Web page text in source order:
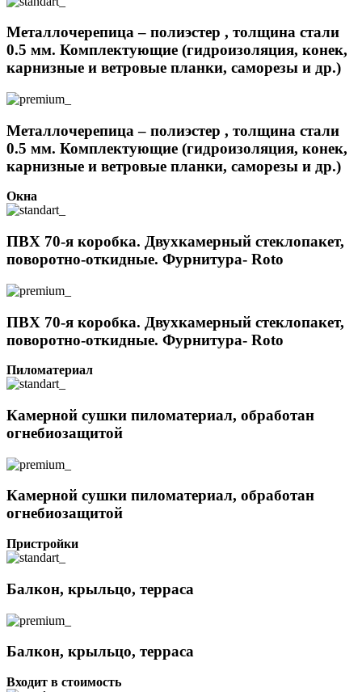
Металлочерепица – полиэстер , толщина стали
0.5 мм. Комплектующие (гидроизоляция, конек,
карнизные и ветровые планки, саморезы и др.)
Металлочерепица – полиэстер , толщина стали
0.5 мм. Комплектующие (гидроизоляция, конек,
карнизные и ветровые планки, саморезы и др.)
Окна
ПВХ 70-я коробка. Двухкамерный стеклопакет,
поворотно-откидные. Фурнитура- Roto
ПВХ 70-я коробка. Двухкамерный стеклопакет,
поворотно-откидные. Фурнитура- Roto
Пиломатериал
Камерной сушки пиломатериал, обработан
огнебиозащитой
Камерной сушки пиломатериал, обработан
огнебиозащитой
Пристройки
Балкон, крыльцо, терраса
Балкон, крыльцо, терраса
Входит в стоимость